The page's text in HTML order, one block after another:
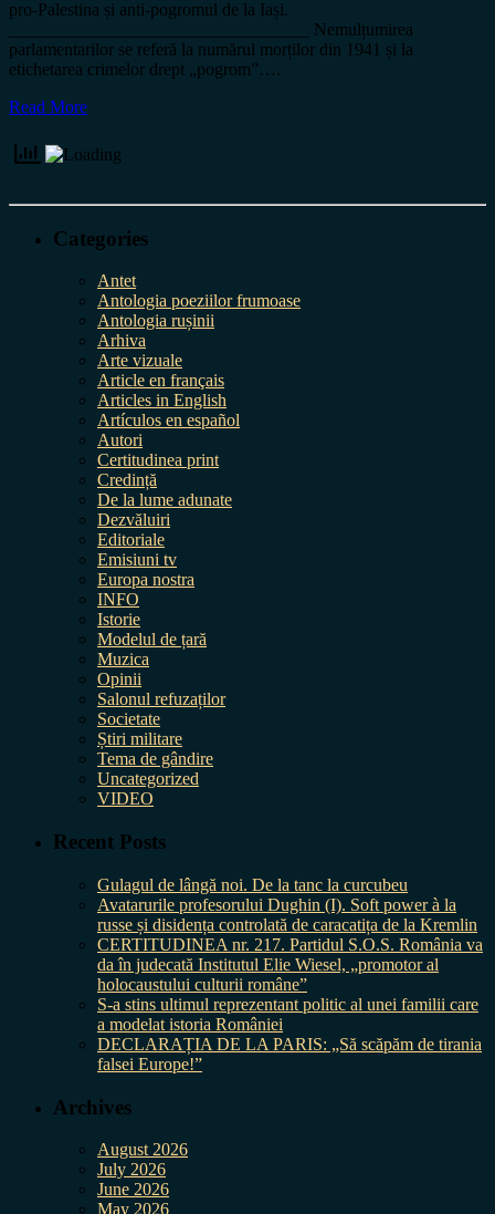
pro-Palestina și anti-pogromul de la Iași.
__________________________________ Nemulțumirea
parlamentarilor se referă la numărul morților din 1941 și la
etichetarea crimelor drept „pogrom”….
Read More
Categories
Antet
Antologia poeziilor frumoase
Antologia rușinii
Arhiva
Arte vizuale
Article en français
Articles in English
Artículos en español
Autori
Certitudinea print
Credință
De la lume adunate
Dezvăluiri
Editoriale
Emisiuni tv
Europa nostra
INFO
Istorie
Modelul de țară
Muzica
Opinii
Salonul refuzaților
Societate
Știri militare
Tema de gândire
Uncategorized
VIDEO
Recent Posts
Gulagul de lângă noi. De la tanc la curcubeu
Avatarurile profesorului Dughin (I). Soft power à la
russe și disidența controlată de caracatița de la Kremlin
CERTITUDINEA nr. 217. Partidul S.O.S. România va
da în judecată Institutul Elie Wiesel, „promotor al
holocaustului culturii române”
S-a stins ultimul reprezentant politic al unei familii care
a modelat istoria României
DECLARAȚIA DE LA PARIS: „Să scăpăm de tirania
falsei Europe!”
Archives
August 2026
July 2026
June 2026
May 2026